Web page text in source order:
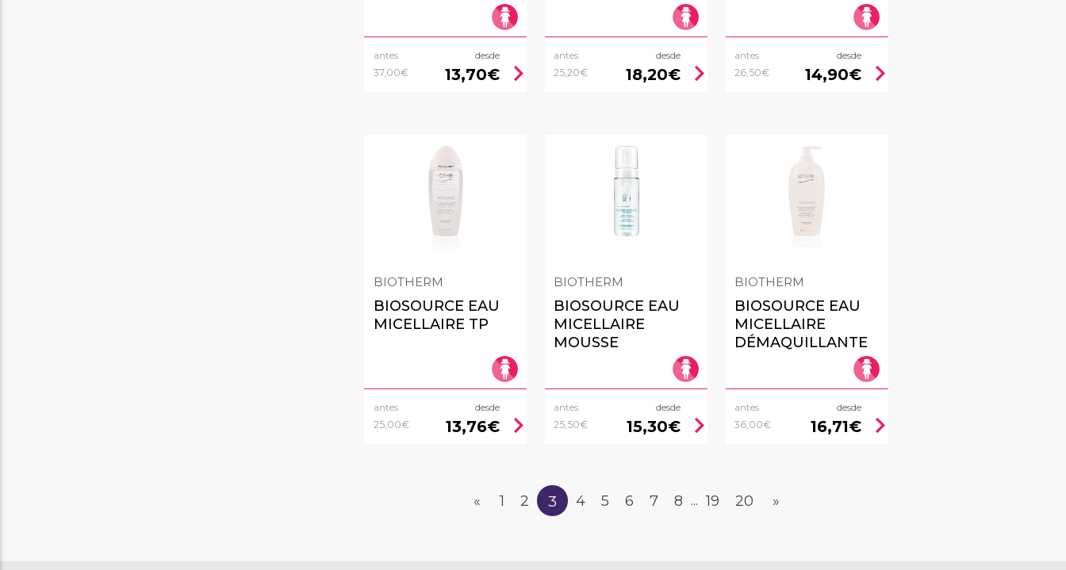
antes
37,00€
desde
13,70€ chevron_right
antes
25,20€
desde
18,20€ chevron_right
antes
26,50€
desde
14,90€ chevron_right
BIOTHERM
BIOSOURCE EAU
MICELLAIRE TP
antes
25,00€
desde
13,76€ chevron_right
BIOTHERM
BIOSOURCE EAU
MICELLAIRE
MOUSSE
antes
25,50€
desde
15,30€ chevron_right
BIOTHERM
BIOSOURCE EAU
MICELLAIRE
DÉMAQUILLANTE
antes
36,00€
desde
16,71€ chevron_right
« 1 2 3 4 5 6 7 8 ... 19 20 »